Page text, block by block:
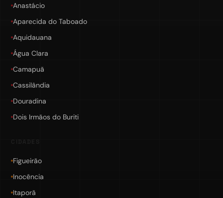
Anastácio
Aparecida do Taboado
Aquidauana
Água Clara
Camapuã
Cassilândia
Douradina
Dois Irmãos do Buriti
Figueirão
Inocência
Itaporã